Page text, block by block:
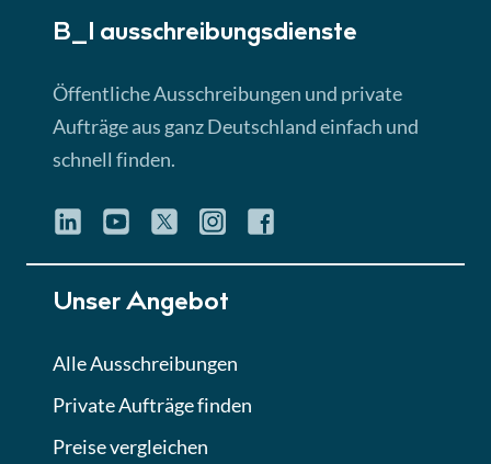
Lektion 3
► 4:31 Min
Quiz
Eignung im Vergabeverfahren
Lektion 6
Abgabe von Angeboten
B_I ausschreibungs­dienste
Öffentliche Ausschreibungen und private
Aufträge aus ganz Deutschland einfach und
schnell finden.
Unser Angebot
Alle Ausschreibungen
Private Aufträge finden
Preise vergleichen